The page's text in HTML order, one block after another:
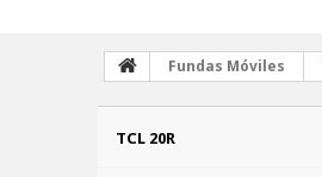
Fundas Móviles
TCL 20R